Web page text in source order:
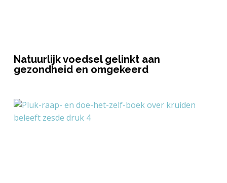
Natuurlijk voedsel gelinkt aan
gezondheid en omgekeerd